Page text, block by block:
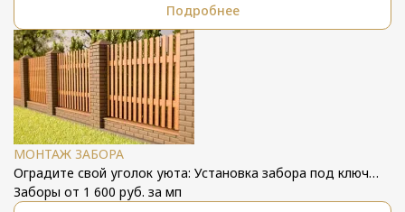
Подробнее
МОНТАЖ ЗАБОРА
Оградите свой уголок уюта: Установка забора под ключ…
Заборы от 1 600 руб. за мп